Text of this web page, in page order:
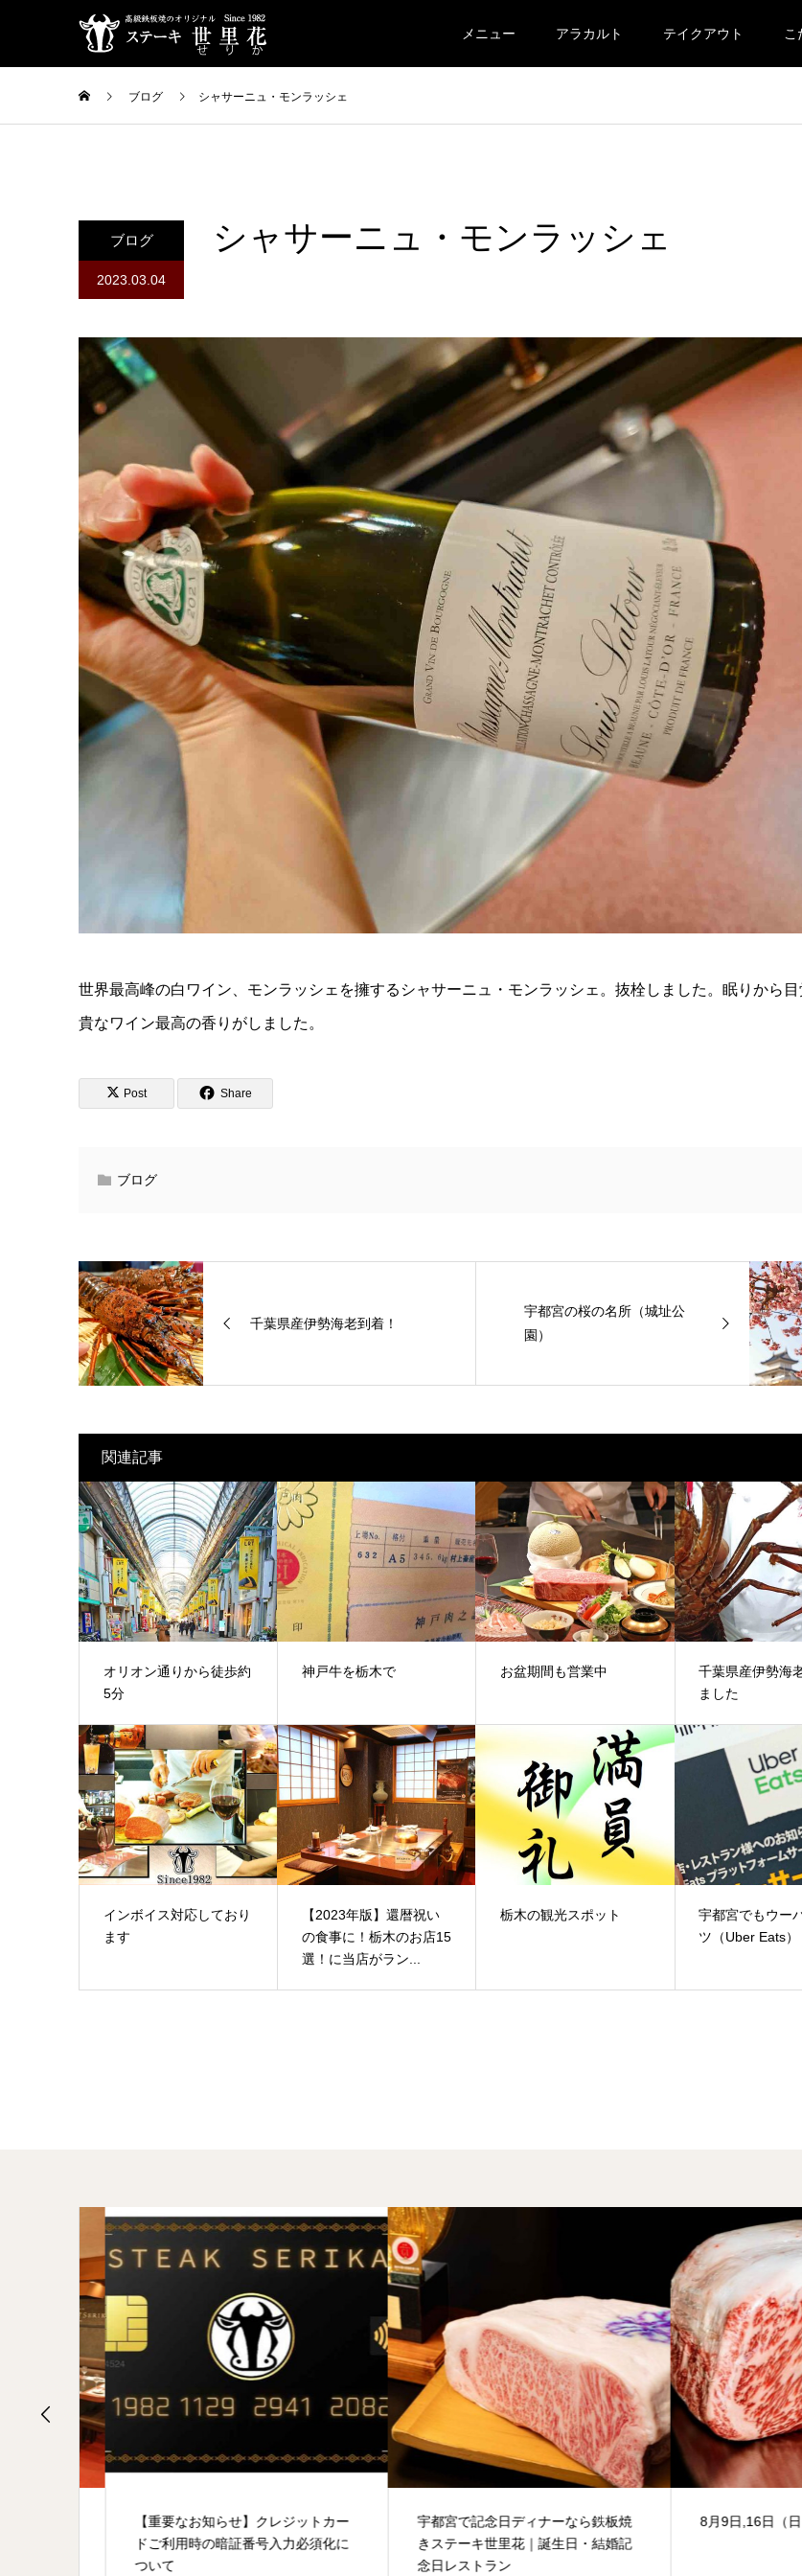
メニュー アラカルト テイクアウト こ
ブログ シャサーニュ・モンラッシェ
ブログ
2023.03.04
シャサーニュ・モンラッシェ
世界最高峰の白ワイン、モンラッシェを擁するシャサーニュ・モンラッシェ。抜栓しました。眠りから
貴なワイン最高の香りがしました。
Post Share
ブログ
千葉県産伊勢海老到着！
宇都宮の桜の名所（城址公
園）
関連記事
オリオン通りから徒歩約
5分
神戸牛を栃木で お盆期間も営業中
千葉県産伊勢海
ました
インボイス対応しており
ます
【2023年版】還暦祝い
の食事に！栃木のお店15
選！に当店がラン...
栃木の観光スポット
宇都宮でもウー
ツ（Uber Eats）
【重要なお知らせ】クレジットカー
ドご利用時の暗証番号入力必須化に
ついて
宇都宮で記念日ディナーなら鉄板焼
きステーキ世里花｜誕生日・結婚記
念日レストラン
8月9日,16日（日）